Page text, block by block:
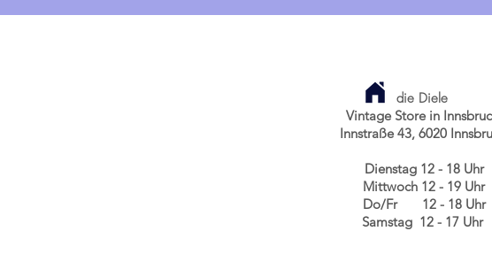
die Diele
Vintage Store in
Innstraße 43, 6020
Dienstag 12- 18 Uhr
Mittwoch 12 - 19 Uhr
Do/Fr 12 - 18 Uhr
Samstag 12 - 17 Uhr